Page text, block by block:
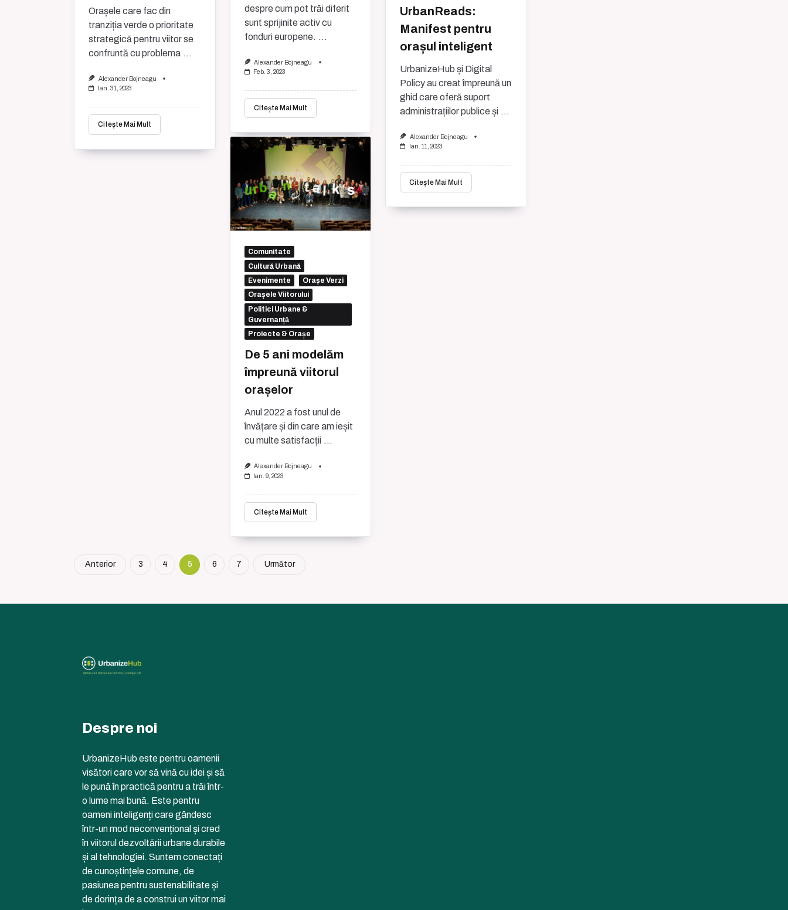
despre cum pot trăi diferit
sunt sprijinite activ cu
fonduri europene. ...
Alexander Bojneagu
Feb. 3, 2023
Citește Mai Mult
Orașele care fac din
tranziția verde o prioritate
strategică pentru viitor se
confruntă cu problema ...
Alexander Bojneagu
Ian. 31, 2023
Citește Mai Mult
UrbanReads:
Manifest pentru
orașul inteligent
UrbanizeHub și Digital
Policy au creat împreună un
ghid care oferă suport
administrațiilor publice și ...
Alexander Bojneagu
Ian. 11, 2023
Citește Mai Mult
Comunitate
Cultură Urbană
Evenimente
Orașe Verzi
Orașele Viitorului
Politici Urbane &
Guvernanță
Proiecte & Orașe
De 5 ani modelăm
împreună viitorul
orașelor
Anul 2022 a fost unul de
învățare și din care am ieșit
cu multe satisfacții ...
Alexander Bojneagu
Ian. 9, 2023
Citește Mai Mult
Anterior 3 4 5 6 7 Următor
Despre noi
UrbanizeHub este pentru oamenii
visători care vor să vină cu idei și să
le pună în practică pentru a trăi într-
o lume mai bună. Este pentru
oameni inteligenți care gândesc
într-un mod neconvențional și cred
în viitorul dezvoltării urbane durabile
și al tehnologiei. Suntem conectați
de cunoștințele comune, de
pasiunea pentru sustenabilitate și
de dorința de a construi un viitor mai